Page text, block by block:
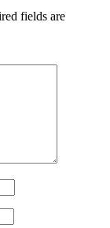
fields are